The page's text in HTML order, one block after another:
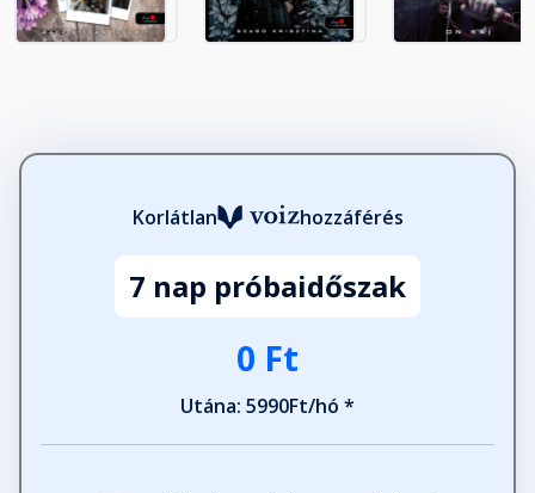
Korlátlan hozzáférés
7 nap próbaidőszak
0 Ft
Utána: 5990Ft/hó *